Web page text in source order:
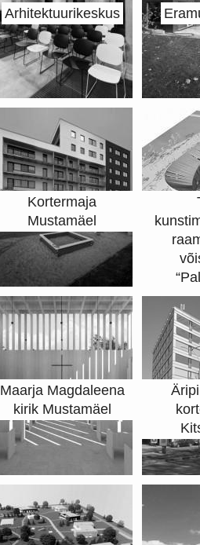
Arhitektuurikeskus
Kortermaja
Mustamäel
Maarja Magdaleena
kirik Mustamäel